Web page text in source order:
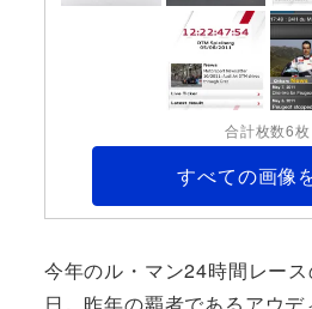
合計枚数6枚
すべての画像
今年のル・マン24時間レー